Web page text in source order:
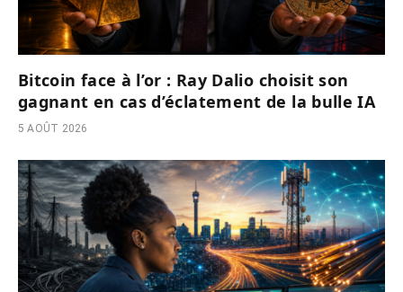
Bitcoin face à l’or : Ray Dalio choisit son
gagnant en cas d’éclatement de la bulle IA
5 AOÛT 2026